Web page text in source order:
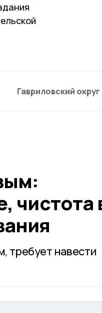
Гавриловский округ
чистота
требует навести